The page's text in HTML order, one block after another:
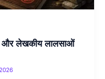
और लेखकीय लालसाओं